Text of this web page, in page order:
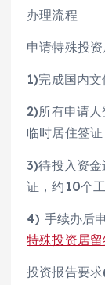
办理流程
申请特殊投
1)完成国内
2)所有申请
临时居住签
3)待投入资
证，约10个工
4) 手续办后
特殊投资居留
投资报告要